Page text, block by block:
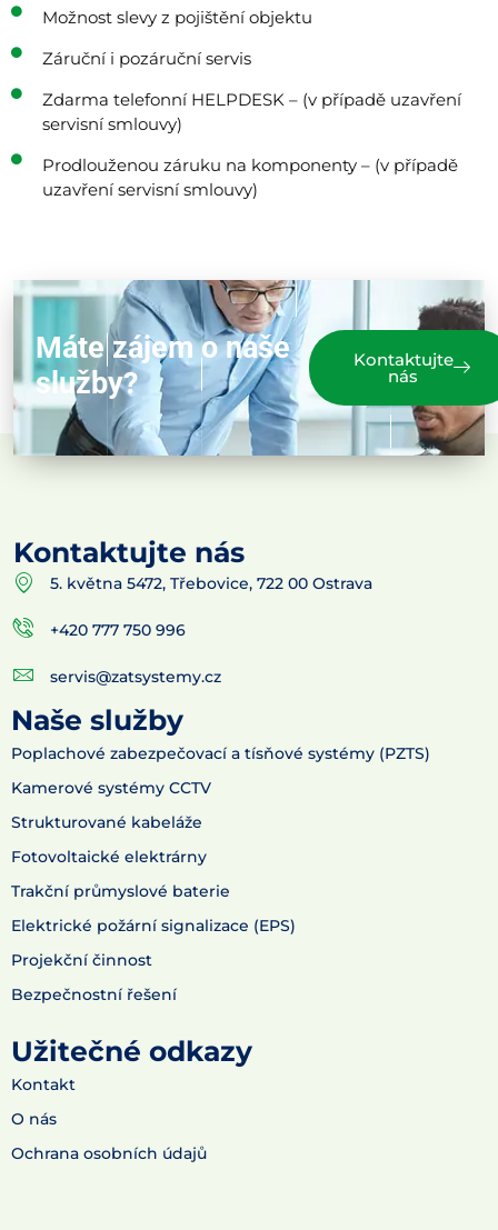
Možnost slevy z pojištění objektu
Záruční i pozáruční servis
Zdarma telefonní HELPDESK – (v případě uzavření
servisní smlouvy)
Prodlouženou záruku na komponenty – (v případě
uzavření servisní smlouvy)
Máte zájem o naše
služby?
Kontaktujte
nás
Kontaktujte nás
5. května 5472, Třebovice, 722 00 Ostrava
+420 777 750 996
servis@zatsystemy.cz
Naše služby
Poplachové zabezpečovací a tísňové systémy (PZTS)
Kamerové systémy CCTV
Strukturované kabeláže
Fotovoltaické elektrárny
Trakční průmyslové baterie
Elektrické požární signalizace (EPS)
Projekční činnost
Bezpečnostní řešení
Užitečné odkazy
Kontakt
O nás
Ochrana osobních údajů